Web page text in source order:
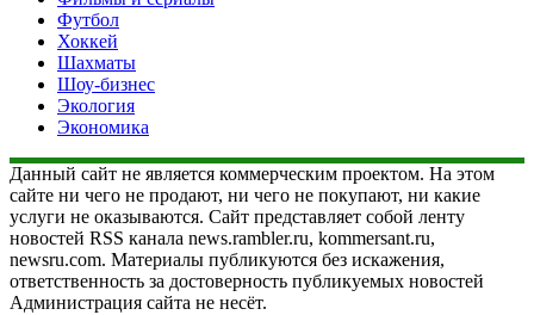
Футбол
Хоккей
Шахматы
Шоу-бизнес
Экология
Экономика
Данный сайт не является коммерческим проектом. На этом
сайте ни чего не продают, ни чего не покупают, ни какие
услуги не оказываются. Сайт представляет собой ленту
новостей RSS канала news.rambler.ru, kommersant.ru,
newsru.com. Материалы публикуются без искажения,
ответственность за достоверность публикуемых новостей
Администрация сайта не несёт.